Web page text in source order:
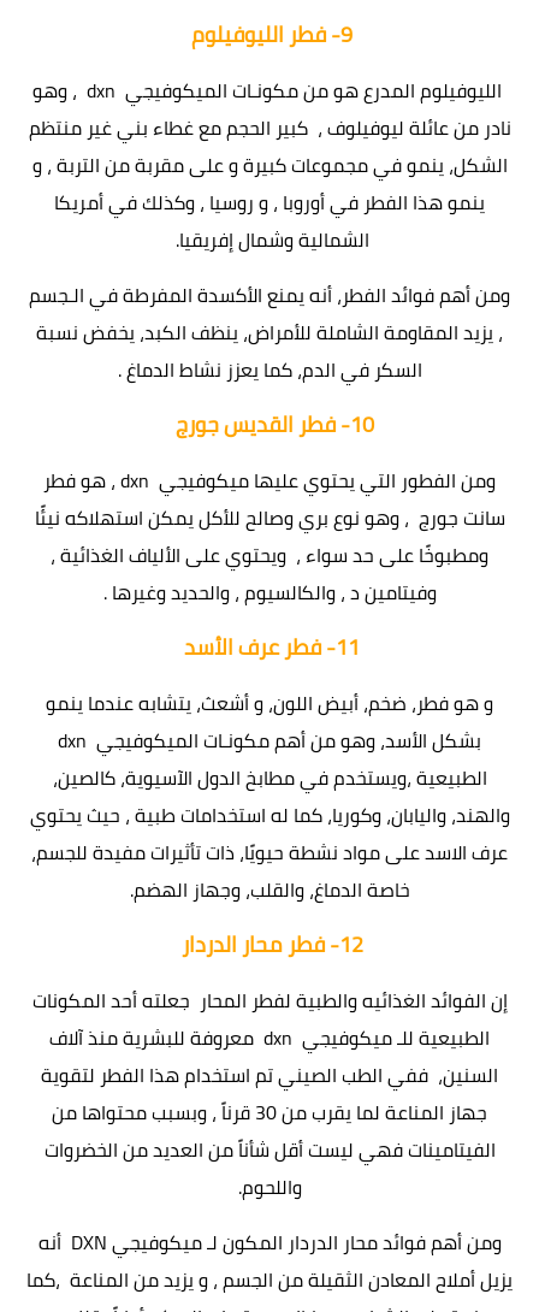
9- فطر الليوفيلوم
الليوفيلوم المدرع هو من مكونـات الميكوفيجي dxn ، وهو
نادر من عائلة ليوفيلوف ، كبير الحجم مع غطاء بني غير منتظم
الشكل، ينمو في مجموعات كبيرة و على مقربة من التربة ، و
ينمو هذا الفطر في أوروبا ، و روسيا ، وكذلك في أمريكا
الشمالية وشمال إفريقيا.
ومن أهم فوائد الفطر، أنه يمنع الأكسدة المفرطة في الـجسم
، يزيد المقاومة الشاملة للأمراض، ينظف الكبد، يخفض نسبة
السكر في الدم، كما يعزز نشاط الدماغ .
10- فطر القديس جورج
ومن الفطور التي يحتوي عليها ميكوفيجي dxn ، هو فطر
سانت جورج ، وهو نوع بري وصالح للأكل يمكن استهلاكه نيئًا
ومطبوخًا على حد سواء ، ويحتوي على الألياف الغذائية ،
وفيتامين د ، والكالسيوم ، والحديد وغيرها .
11- فطر عرف الأسد
و هو فطر، ضخم، أبيض اللون، و أشعث، يتشابه عندما ينمو
بشكل الأسد، وهو من أهم مكونـات الميكوفيجي dxn
الطبيعية ،ويستخدم في مطابخ الدول الآسيوية، كالصين،
والهند، واليابان، وكوريا، كما له استخدامات طبية ، حيث يحتوي
عرف الاسد على مواد نشطة حيويًا، ذات تأثيرات مفيدة للجسم،
خاصة الدماغ، والقلب، وجهاز الهضم.
12- فطر محار الدردار
إن الفوائد الغذائيه والطبية لفطر المحار جعلته أحد المكونات
الطبيعية للـ ميكوفيجي dxn معروفة للبشرية منذ آلاف
السنين، ففي الطب الصيني تم استخدام هذا الفطر لتقوية
جهاز المناعة لما يقرب من 30 قرناً ، وبسبب محتواها من
الفيتامينات فهي ليست أقل شأناً من العديد من الخضروات
واللحوم.
ومن أهم فوائد محار الدردار المكون لـ ميكوفيجي DXN أنه
يزيل أملاح المعادن الثقيلة من الجسم ، و يزيد من المناعة ،كما